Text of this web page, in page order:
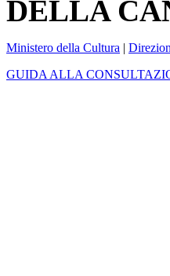
DELLA
Ministero della Cultura |
GUIDA ALLA